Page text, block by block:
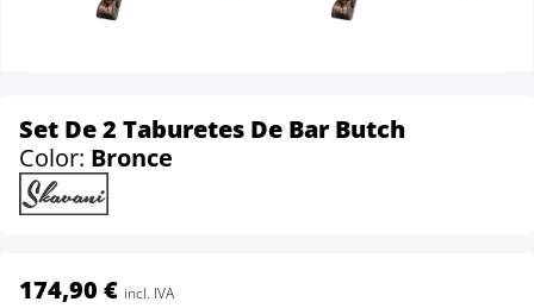
Set De 2 Taburetes De Bar Butch
Color: Bronce
174,90 € incl. IVA